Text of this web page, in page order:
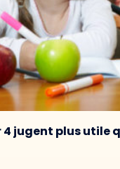
4 jugent plus utile